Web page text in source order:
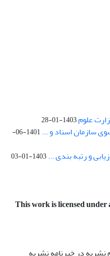
علوم1403-01-28
1401-06-
و رتبه بندی ...1403-01-03
This work is licensed under